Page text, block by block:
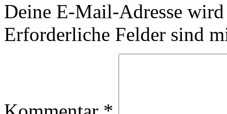
Deine E-Mail-Adresse
Erforderliche Felder sind